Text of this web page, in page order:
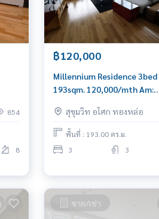
854
8
฿120,000
Millennium Residence
193sqm. 120,000/mth Am:
สุขุมวิท อโศก ทองหล่อ
พื้นที่ : 193.00 ตร.ม.
3
3
ขาย/เช่า